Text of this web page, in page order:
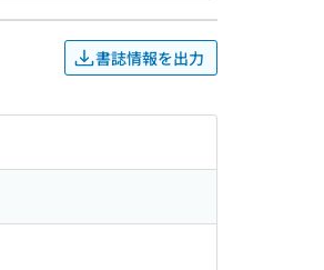
書誌情報を出力